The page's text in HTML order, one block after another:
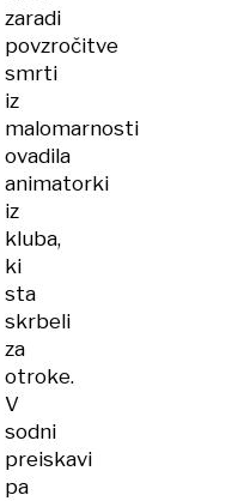
zaradi
povzročitve
smrti
iz
malomarnosti
ovadila
animatorki
iz
kluba,
ki
sta
skrbeli
za
otroke.
V
sodni
preiskavi
pa